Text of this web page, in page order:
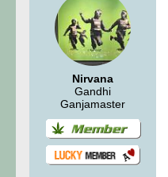
Nirvana
Gandhi
Ganjamaster